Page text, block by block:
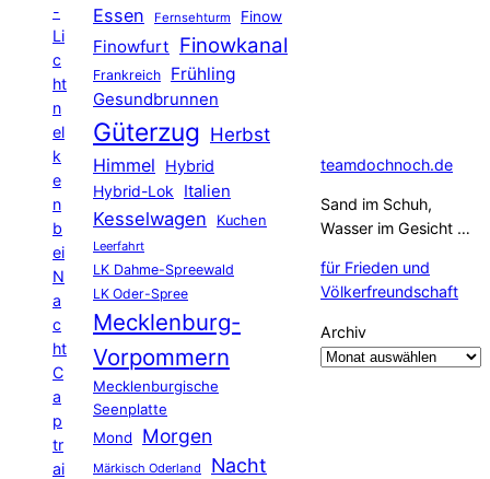
-
Li
c
ht
n
el
k
e
n
b
ei
N
a
c
ht
C
a
p
tr
ai
Essen Fernsehturm Finow
Finowfurt Finowkanal
Frankreich Frühling
Gesundbrunnen
Güterzug Herbst
Himmel
Hybrid
Hybrid-Lok Italien
Kesselwagen Kuchen
Leerfahrt
LK Dahme-Spreewald
LK Oder-Spree
Mecklenburg-
Vorpommern
Mecklenburgische
Seenplatte
Mond
Morgen
Märkisch Oderland Nacht
teamdochnoch.de
Sand im Schuh,
Wasser im Gesicht …
für Frieden und
Völkerfreundschaft
Archiv